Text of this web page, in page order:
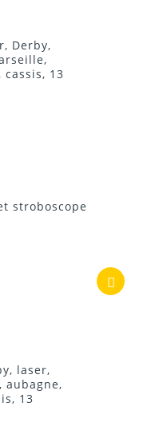
stroboscope